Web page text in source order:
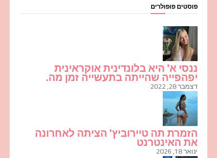
פוסטים פופולרים
ננסי א' היא בלונדינית אוקראינית
יפהפייה שהייתה בתעשייה זמן מה.
דצמבר 28, 2022
הזמרת תה טיירוביץ' הציתה לאחרונה
את האינטרנט
ינואר 18, 2026